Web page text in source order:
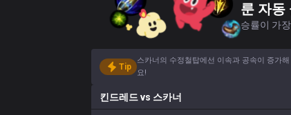
룬 자동
승률이 가
Tip
스카너의 수정철탑에선 이속과 공속이 증가
요!
킨드레드vs 스카너